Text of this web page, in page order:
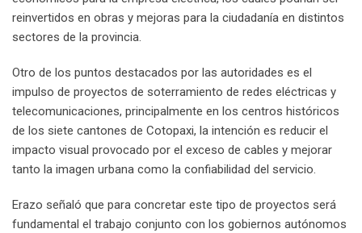
reinvertidos en obras y mejoras para la ciudadanía en distintos
sectores de la provincia.
Otro de los puntos destacados por las autoridades es el
impulso de proyectos de soterramiento de redes eléctricas y
telecomunicaciones, principalmente en los centros históricos
de los siete cantones de Cotopaxi, la intención es reducir el
impacto visual provocado por el exceso de cables y mejorar
tanto la imagen urbana como la confiabilidad del servicio.
Erazo señaló que para concretar este tipo de proyectos será
fundamental el trabajo conjunto con los gobiernos autónomos